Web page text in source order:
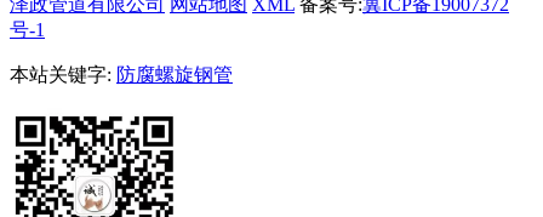
泽政管道有限公司 网站地图 XML 备案号:冀ICP备19007372
号-1
本站关键字: 防腐螺旋钢管